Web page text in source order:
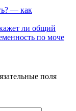
— как
ли общий
по моче
поля